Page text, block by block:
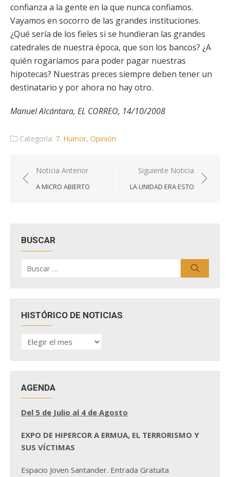
confianza a la gente en la que nunca confiamos.
Vayamos en socorro de las grandes instituciones.
¿Qué sería de los fieles si se hundieran las grandes
catedrales de nuestra época, que son los bancos? ¿A
quién rogaríamos para poder pagar nuestras
hipotecas? Nuestras preces siempre deben tener un
destinatario y por ahora no hay otro.
Manuel Alcántara, EL CORREO, 14/10/2008
Categoría: 7. Humor, Opinión
Navegación
de
Noticia Anterior
A MICRO ABIERTO
Siguiente Noticia
LA UNIDAD ERA ESTO
BUSCAR
por:
HISTÓRICO DE NOTICIAS
HISTÓRICO
DE
AGENDA
Del 5 de Julio al 4 de Agosto
EXPO DE HIPERCOR A ERMUA, EL TERRORISMO Y
SUS VÍCTIMAS
Espacio Joven Santander. Entrada Gratuita